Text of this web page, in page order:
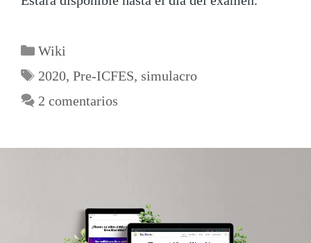
Wiki
2020, Pre-ICFES, simulacro
2 comentarios